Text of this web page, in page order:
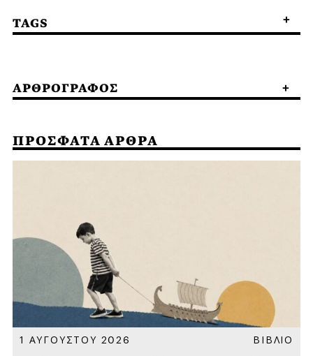
TAGS
ΑΡΘΡΟΓΡΑΦΟΣ
ΠΡΟΣΦΑΤΑ ΑΡΘΡΑ
1 ΑΥΓΟΥΣΤΟΥ 2026 ΒΙΒΛΙΟ